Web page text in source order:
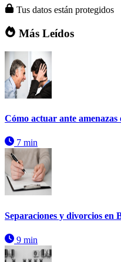
Tus datos están protegidos
Más Leídos
Cómo actuar ante amenazas
7 min
Separaciones y divorcios en
9 min